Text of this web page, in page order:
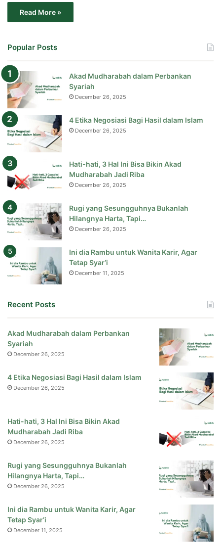
Read More »
Popular Posts
Akad Mudharabah dalam Perbankan
Syariah
December 26, 2025
4 Etika Negosiasi Bagi Hasil dalam Islam
December 26, 2025
Hati-hati, 3 Hal Ini Bisa Bikin Akad
Mudharabah Jadi Riba
December 26, 2025
Rugi yang Sesungguhnya Bukanlah
Hilangnya Harta, Tapi…
December 26, 2025
Ini dia Rambu untuk Wanita Karir, Agar
Tetap Syar’i
December 11, 2025
Recent Posts
Akad Mudharabah dalam Perbankan
Syariah
December 26, 2025
4 Etika Negosiasi Bagi Hasil dalam Islam
December 26, 2025
Hati-hati, 3 Hal Ini Bisa Bikin Akad
Mudharabah Jadi Riba
December 26, 2025
Rugi yang Sesungguhnya Bukanlah
Hilangnya Harta, Tapi…
December 26, 2025
Ini dia Rambu untuk Wanita Karir, Agar
Tetap Syar’i
December 11, 2025